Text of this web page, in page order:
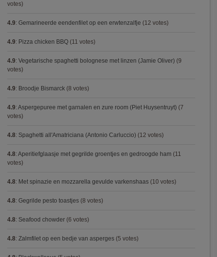
votes)
4.9: Gemarineerde eendenfilet op een erwtenzalfje (12 votes)
4.9: Pizza chicken BBQ (11 votes)
4.9: Vegetarische spaghetti bolognese met linzen (Jamie Oliver) (9
votes)
4.9: Broodje Bismarck (8 votes)
4.9: Aspergepuree met garnalen en zure room (Piet Huysentruyt) (7
votes)
4.8: Spaghetti all'Amatriciana (Antonio Carluccio) (12 votes)
4.8: Aperitiefglaasje met gegrilde groentjes en gedroogde ham (11
votes)
4.8: Met spinazie en mozzarella gevulde varkenshaas (10 votes)
4.8: Gegrilde pesto toastjes (8 votes)
4.8: Seafood chowder (6 votes)
4.8: Zalmfilet op een bedje van asperges (5 votes)